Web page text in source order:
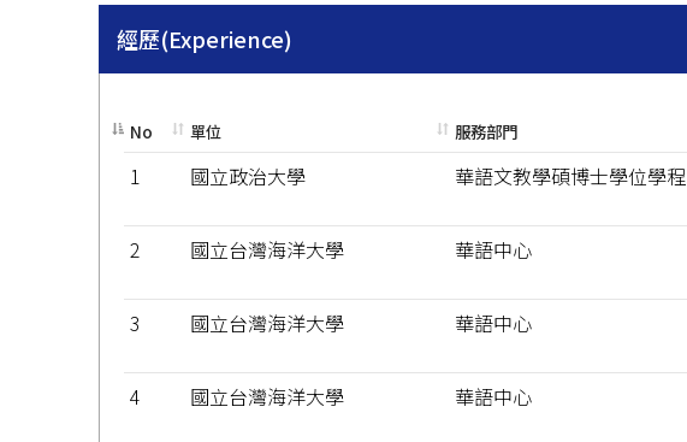
經歷(Experience)
No 單位 服務部門
1 國立政治大學 華語文教學碩博士學位學程
2 國立台灣海洋大學 華語中心
3 國立台灣海洋大學 華語中心
4 國立台灣海洋大學 華語中心